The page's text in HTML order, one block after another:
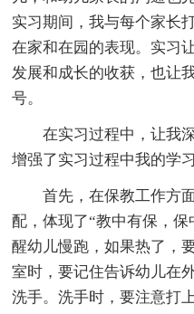
实习期间，我与每个家长
在家和在园的表现。实习
发展和成长的收获，也让
号。
在实习过程中，让我
增强了实习过程中我的学习
首先，在保教工作方
配，体现了“教中有保，
醒幼儿慢跑，如果热了，
室时，要记住告诉幼儿在
洗手。洗手时，要注意打